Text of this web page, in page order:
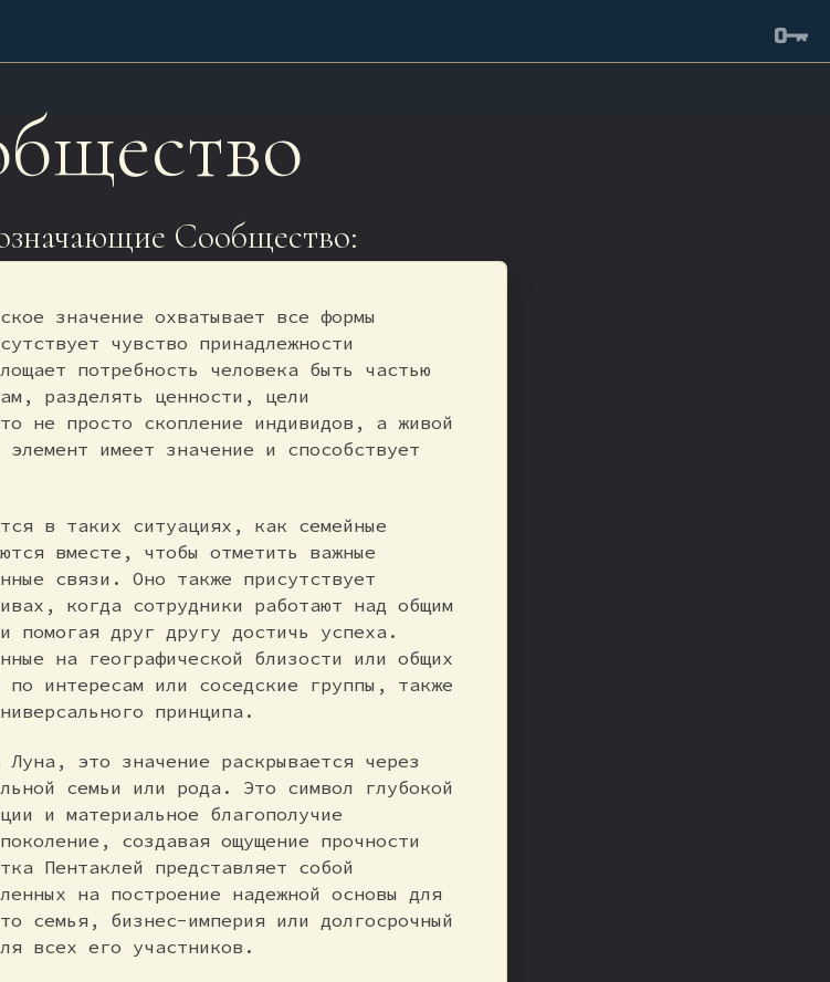
Сообщество:
значение охватывает все формы
чувство принадлежности
потребность человека быть частью
разделять ценности, цели
не просто скопление индивидов, а живой
имеет значение и способствует
в таких ситуациях, как семейные
вместе, чтобы отметить важные
связи. Оно также присутствует
когда сотрудники работают над общим
помогая друг другу достичь успеха.
на географической близости или общих
интересам или соседские группы, также
принципа.
это значение раскрывается через
семьи или рода. Это символ глубокой
и материальное благополучие
создавая ощущение прочности
Пентаклей представляет собой
на построение надежной основы для
семья, бизнес-империя или долгосрочный
всех его участников.